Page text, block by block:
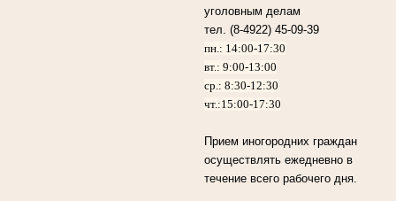
уголовным делам
тел. (8-4922) 45-09-39
пн.: 14:00-17:30
вт.: 9:00-13:00
ср.: 8:30-12:30
чт.:15:00-17:30
Прием иногородних граждан
осуществлять ежедневно в
течение всего рабочего дня.